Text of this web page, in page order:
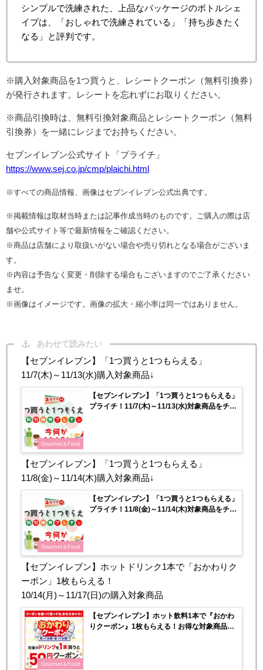
シンプルで洗練された、上品なパッケージのボトルシェ
イプは、「おしゃれで洗練されている」「持ち歩きたく
なる」と評判です。
※購入対象商品を1つ買うと、レシートクーポン（無料引換券）
が発行されます。レシートを忘れずにお取りください。
※商品引換時は、無料引換対象商品とレシートクーポン（無料
引換券）を一緒にレジまでお持ちください。
セブンイレブン公式サイト「プライチ」
https://www.sej.co.jp/cmp/plaichi.html
※すべての商品情報、画像はセブンイレブン公式出典です。
※掲載情報は取材当時または記事作成当時のものです。ご購入の際は店
舗や公式サイト等で最新情報をご確認ください。
※商品は店舗により取扱いがない場合や売り切れとなる場合がございま
す。
※内容は予告なく変更・削除する場合もございますのでご了承ください
ませ。
※画像はイメージです。画像の拡大・縮小率は同一ではありません。
あわせて読みたい
【セブンイレブン】「1つ買うと1つもらえる」
11/7(木)～11/13(水)購入対象商品↓
Gourmet＆Food
【セブンイレブン】「1つ買うと1つもらえる」
プライチ！11/7(木)～11/13(水)対象商品をチェ
【セブンイレブン】「1つ買うと1つもらえる」
11/8(金)～11/14(木)購入対象商品↓
Gourmet＆Food
【セブンイレブン】「1つ買うと1つもらえる」
プライチ！11/8(金)～11/14(木)対象商品をチェ
【セブンイレブン】ホットドリンク1本で「おかわりク
ーポン」1枚もらえる！
10/14(月)～11/17(日)の購入対象商品
Gourmet＆Food
【セブンイレブン】ホット飲料1本で『おかわ
りクーポン』1枚もらえる！お得な対象商品を